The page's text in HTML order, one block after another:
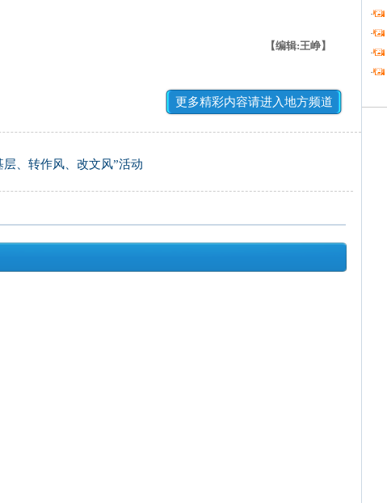
【编辑:王峥】
更多精彩内容请进入地方频道
、转作风、改文风”活动
·
·
·
·